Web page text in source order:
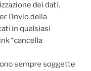
dei dati,
l’invio della
in qualsiasi
“cancella
sempre soggette